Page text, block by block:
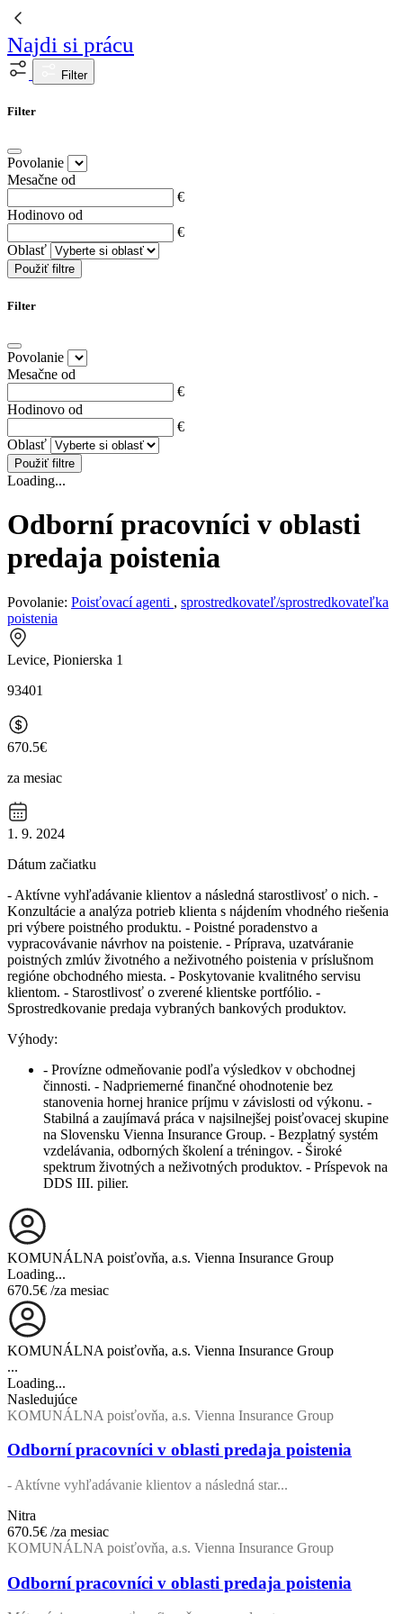
Najdi si prácu
Filter
Filter
Povolanie
Mesačne od
€
Hodinovo od
€
Oblasť
Použiť filtre
Filter
Povolanie
Mesačne od
€
Hodinovo od
€
Oblasť
Použiť filtre
Loading...
Odborní pracovníci v oblasti
predaja poistenia
Povolanie: Poisťovací agenti , sprostredkovateľ/sprostredkovateľka
poistenia
Levice, Pionierska 1
93401
670.5€
za mesiac
1. 9. 2024
Dátum začiatku
- Aktívne vyhľadávanie klientov a následná starostlivosť o nich. -
Konzultácie a analýza potrieb klienta s nájdením vhodného riešenia
pri výbere poistného produktu. - Poistné poradenstvo a
vypracovávanie návrhov na poistenie. - Príprava, uzatváranie
poistných zmlúv životného a neživotného poistenia v príslušnom
regióne obchodného miesta. - Poskytovanie kvalitného servisu
klientom. - Starostlivosť o zverené klientske portfólio. -
Sprostredkovanie predaja vybraných bankových produktov.
Výhody:
- Provízne odmeňovanie podľa výsledkov v obchodnej
činnosti. - Nadpriemerné finančné ohodnotenie bez
stanovenia hornej hranice príjmu v závislosti od výkonu. -
Stabilná a zaujímavá práca v najsilnejšej poisťovacej skupine
na Slovensku Vienna Insurance Group. - Bezplatný systém
vzdelávania, odborných školení a tréningov. - Široké
spektrum životných a neživotných produktov. - Príspevok na
DDS III. pilier.
KOMUNÁLNA poisťovňa, a.s. Vienna Insurance Group
Loading...
670.5€ /za mesiac
KOMUNÁLNA poisťovňa, a.s. Vienna Insurance Group
...
Loading...
Nasledujúce
KOMUNÁLNA poisťovňa, a.s. Vienna Insurance Group
Odborní pracovníci v oblasti predaja poistenia
- Aktívne vyhľadávanie klientov a následná star...
Nitra
670.5€ /za mesiac
KOMUNÁLNA poisťovňa, a.s. Vienna Insurance Group
Odborní pracovníci v oblasti predaja poistenia